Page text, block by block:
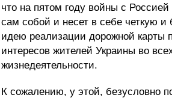
что на пятом году войны с Россией
сам собой и несет в себе четкую
идею реализации дорожной карты
интересов жителей Украины во
жизнедеятельности.
К сожалению, у этой, безусловно